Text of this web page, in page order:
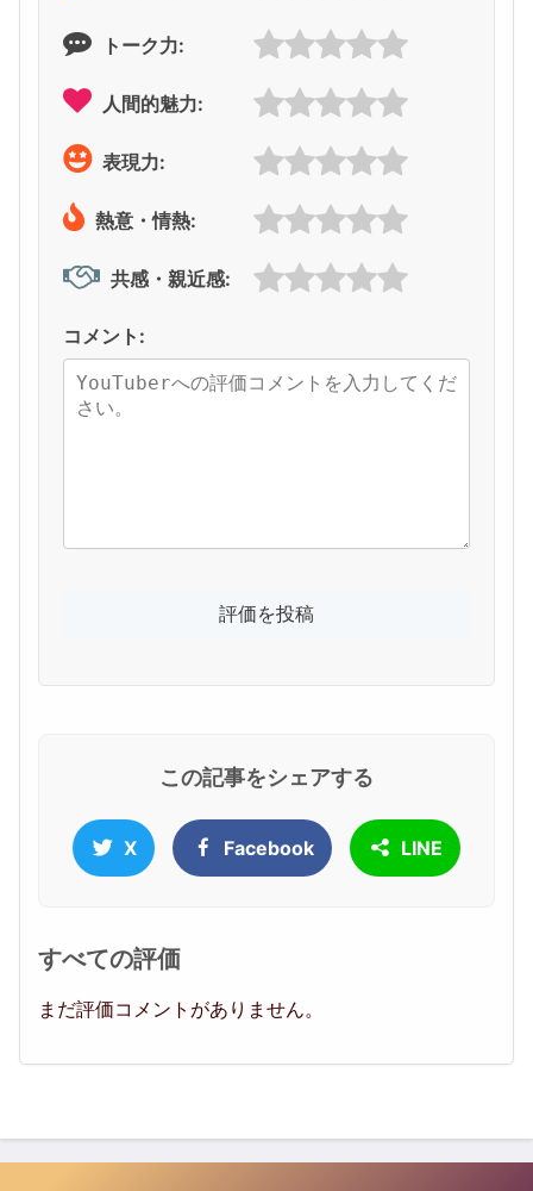
トーク力:
人間的魅力:
表現力:
熱意・情熱:
共感・親近感:
コメント:
この記事をシェアする
X Facebook LINE
すべての評価
まだ評価コメントがありません。